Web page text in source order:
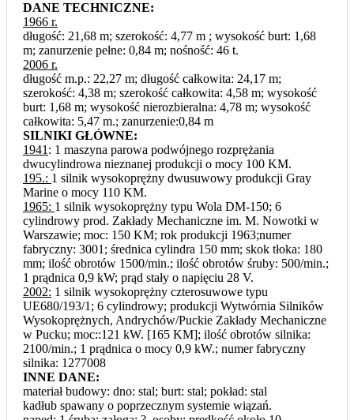
DANE TECHNICZNE:
1966 r.
długość: 21,68 m; szerokość: 4,77 m ; wysokość burt: 1,68
m; zanurzenie pełne: 0,84 m; nośność: 46 t.
2006 r.
długość m.p.: 22,27 m; długość całkowita: 24,17 m;
szerokość: 4,38 m; szerokość całkowita: 4,58 m; wysokość
burt: 1,68 m; wysokość nierozbieralna: 4,78 m; wysokość
całkowita: 5,47 m.; zanurzenie:0,84 m
SILNIKI GŁÓWNE:
1941 : 1 maszyna parowa podwójnego rozprężania
dwucylindrowa nieznanej produkcji o mocy 100 KM.
195.: 1 silnik wysokoprężny dwusuwowy produkcji Gray
Marine o mocy 110 KM.
1965: 1 silnik wysokoprężny typu Wola DM-150; 6
cylindrowy prod. Zakłady Mechaniczne im. M. Nowotki w
Warszawie; moc: 150 KM; rok produkcji 1963;numer
fabryczny: 3001; średnica cylindra 150 mm; skok tłoka: 180
mm; ilość obrotów 1500/min.; ilość obrotów śruby: 500/min.;
1 prądnica 0,9 kW; prąd stały o napięciu 28 V.
2002: 1 silnik wysokoprężny czterosuwowe typu
UE680/193/1; 6 cylindrowy; produkcji Wytwórnia Silników
Wysokoprężnych, Andrychów/Puckie Zakłady Mechaniczne
w Pucku; moc::121 kW. [165 KM]; ilość obrotów silnika:
2100/min.; 1 prądnica o mocy 0,9 kW.; numer fabryczny
silnika: 1277008
INNE DANE:
materiał budowy: dno: stal; burt: stal; pokład: stal
kadłub spawany o poprzecznym systemie wiązań.